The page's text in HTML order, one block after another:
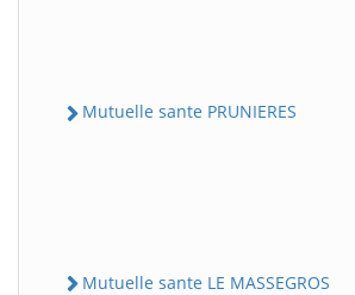
Mutuelle sante PRUNIERES
Mutuelle sante LE MASSEGROS